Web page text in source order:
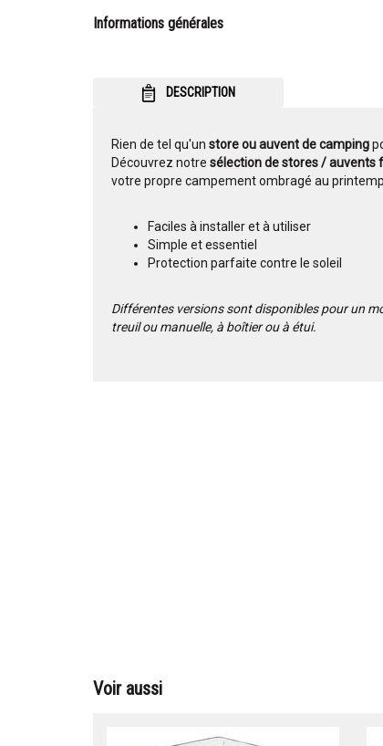
Informations générales
DESCRIPTION
Rien de tel qu'un store ou auvent de camping
Découvrez notre sélection de stores / auvents
votre propre campement ombragé au
Faciles à installer et à utiliser
Simple et essentiel
Protection parfaite contre le soleil
Différentes versions sont disponibles pour un
treuil ou manuelle, à boîtier ou à étui.
Voir aussi